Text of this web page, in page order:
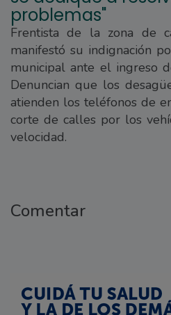
problemas"
Frentista de la zona de
manifestó su indignación
municipal ante el ingreso
Denuncian que los
atienden los teléfonos de
corte de calles por los
velocidad.
Comentar